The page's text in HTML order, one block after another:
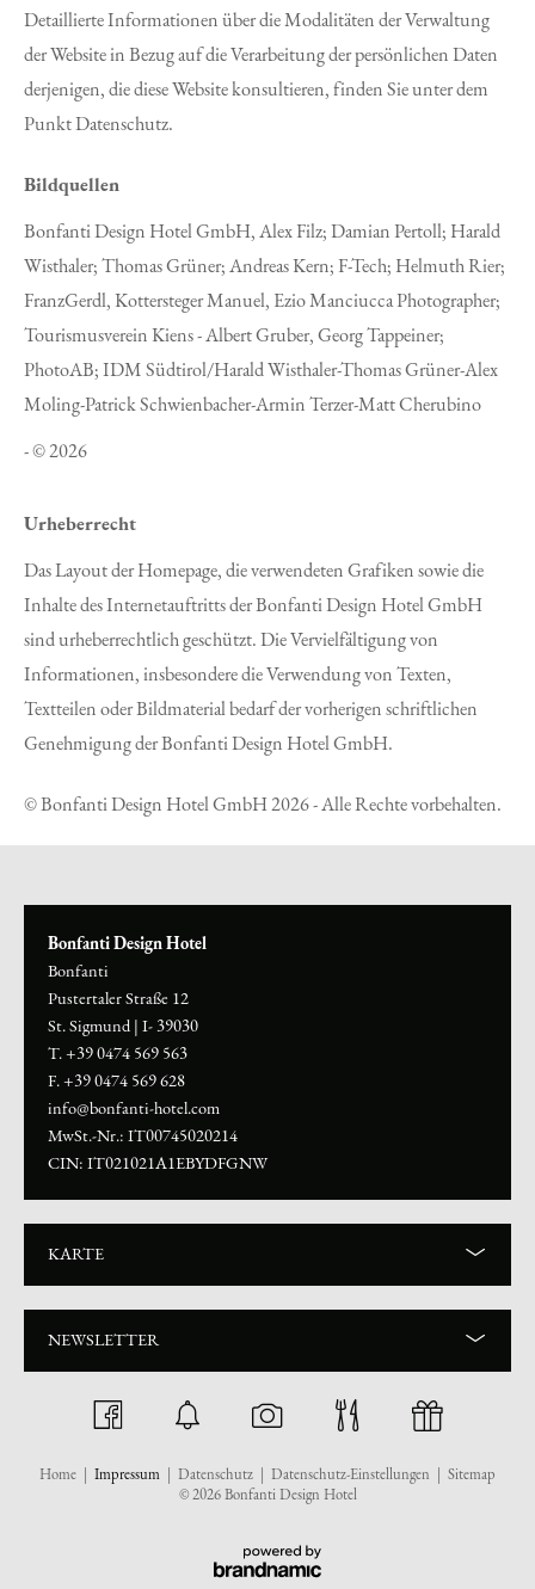
Detaillierte Informationen über die Modalitäten der Verwaltung
der Website in Bezug auf die Verarbeitung der persönlichen Daten
derjenigen, die diese Website konsultieren, finden Sie unter dem
Punkt Datenschutz.
Bildquellen
Bonfanti Design Hotel GmbH, Alex Filz; Damian Pertoll; Harald
Wisthaler; Thomas Grüner; Andreas Kern; F-Tech; Helmuth Rier;
FranzGerdl, Kottersteger Manuel, Ezio Manciucca Photographer;
Tourismusverein Kiens - Albert Gruber, Georg Tappeiner;
PhotoAB; IDM Südtirol/Harald Wisthaler-Thomas Grüner-Alex
Moling-Patrick Schwienbacher-Armin Terzer-Matt Cherubino
- © 2026
Urheberrecht
Das Layout der Homepage, die verwendeten Grafiken sowie die
Inhalte des Internetauftritts der Bonfanti Design Hotel GmbH
sind urheberrechtlich geschützt. Die Vervielfältigung von
Informationen, insbesondere die Verwendung von Texten,
Textteilen oder Bildmaterial bedarf der vorherigen schriftlichen
Genehmigung der Bonfanti Design Hotel GmbH.
© Bonfanti Design Hotel GmbH 2026 - Alle Rechte vorbehalten.
Bonfanti Design Hotel
Bonfanti
Pustertaler Straße 12
St. Sigmund | I- 39030
T. +39 0474 569 563
F. +39 0474 569 628
info@bonfanti-hotel.com
MwSt.-Nr.: IT00745020214
CIN: IT021021A1EBYDFGNW
KARTE
NEWSLETTER
Home | Impressum | Datenschutz | Datenschutz-Einstellungen | Sitemap
© 2026 Bonfanti Design Hotel